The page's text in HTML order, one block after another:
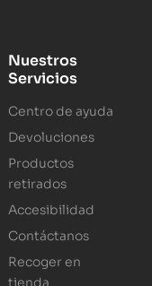
Nuestros
Servicios
Centro de ayuda
Devoluciones
Productos
retirados
Accesibilidad
Contáctanos
Recoger en
tienda